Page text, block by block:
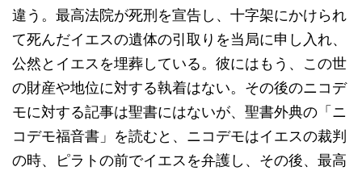
違う。最高法院が死刑を宣告し、十字架にかけられ
て死んだイエスの遺体の引取りを当局に申し入れ、
公然とイエスを埋葬している。彼にはもう、この世
の財産や地位に対する執着はない。その後のニコデ
モに対する記事は聖書にはないが、聖書外典の「ニ
コデモ福音書」を読むと、ニコデモはイエスの裁判
の時、ピラトの前でイエスを弁護し、その後、最高